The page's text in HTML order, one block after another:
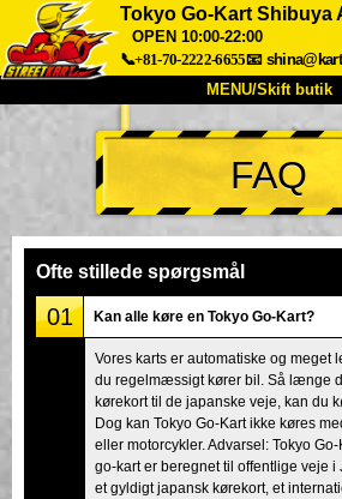
Tokyo Go-Kart Shibuya
OPEN 10:00-22:00
📞+81-70-2222-6655📧
MENU/Skift butik
Om Specifikationer
Adgang Stemme
Skift butik
Tokyo Shinagawa
Tokyo Akihabara#2
Tokyo Shibuya Annex
Tokyo Asakusa
Okinawa
FAQ
Ofte stillede spørgsmål
01 Kan alle køre en Tokyo Go-Kart?
Vores karts er automatiske og meget
du regelmæssigt kører bil. Så længe
kørekort til de japanske veje, kan du
Dog kan Tokyo Go-Kart ikke køres
eller motorcykler. Advarsel: Tokyo
go-kart er beregnet til offentlige veje i
et gyldigt japansk kørekort, et